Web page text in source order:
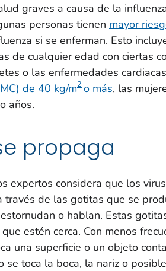
graves a causa de la
personas tienen mayor
si se enferman. Esto
de cualquier edad con ciertas
o las enfermedades
de 40 kg/m2o más, las
años.
propaga
expertos considera que los
través de las gotitas que se
o hablan. Estas
estén cerca. Con menos
una superficie o un objeto
se toca la boca, la nariz o